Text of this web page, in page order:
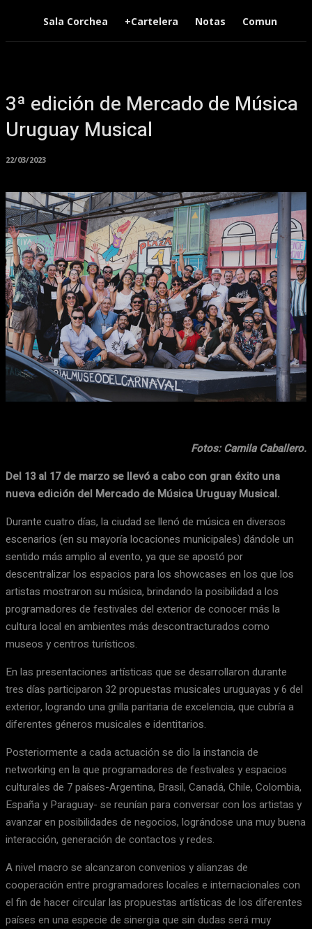
Sala Corchea +Cartelera Notas Comunidad
3ª edición de Mercado de Música
Uruguay Musical
22/03/2023
Facebook X WhatsApp Email
Fotos: Camila Caballero.
Del 13 al 17 de marzo se llevó a cabo con gran éxito una
nueva edición del Mercado de Música Uruguay Musical.
Durante cuatro días, la ciudad se llenó de música en diversos
escenarios (en su mayoría locaciones municipales) dándole un
sentido más amplio al evento, ya que se apostó por
descentralizar los espacios para los showcases en los que los
artistas mostraron su música, brindando la posibilidad a los
programadores de festivales del exterior de conocer más la
cultura local en ambientes más descontracturados como
museos y centros turísticos.
En las presentaciones artísticas que se desarrollaron durante
tres días participaron 32 propuestas musicales uruguayas y 6 del
exterior, logrando una grilla paritaria de excelencia, que cubría a
diferentes géneros musicales e identitarios.
Posteriormente a cada actuación se dio la instancia de
networking en la que programadores de festivales y espacios
culturales de 7 países-Argentina, Brasil, Canadá, Chile, Colombia,
España y Paraguay- se reunían para conversar con los artistas y
avanzar en posibilidades de negocios, lográndose una muy buena
interacción, generación de contactos y redes.
A nivel macro se alcanzaron convenios y alianzas de
cooperación entre programadores locales e internacionales con
el fin de hacer circular las propuestas artísticas de los diferentes
países en una especie de sinergia que sin dudas será muy